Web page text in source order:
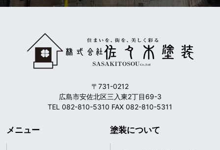
〒731-0212
広島市安佐北区三入東2丁目69-3
TEL 082-810-5310 FAX 082-810-5311
メニュー 塗装について